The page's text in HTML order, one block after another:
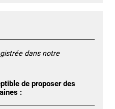
dans notre
de proposer des
: